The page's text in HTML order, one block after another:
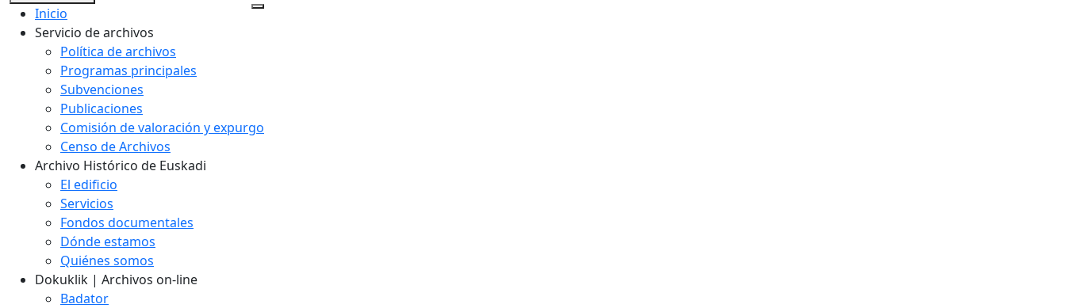
Inicio
Servicio de archivos
Política de archivos
Programas principales
Subvenciones
Publicaciones
Comisión de valoración y expurgo
Censo de Archivos
Archivo Histórico de Euskadi
El edificio
Servicios
Fondos documentales
Dónde estamos
Quiénes somos
Dokuklik | Archivos on-line
Badator